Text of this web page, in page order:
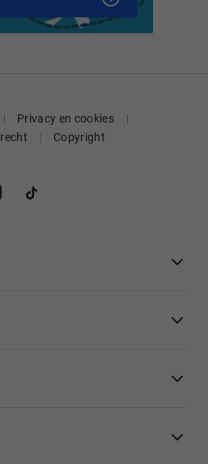
Privacy en cookies
Copyright